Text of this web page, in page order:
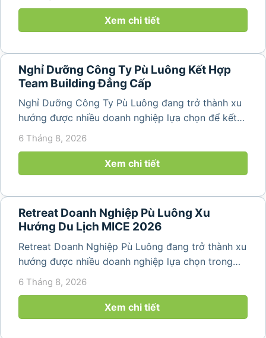
nguyên sơ, không khí...Xem chi tiết
Nghỉ Dưỡng Công Ty Pù Luông Kết Hợp
Team Building Đẳng Cấp
Nghỉ Dưỡng Công Ty Pù Luông đang trở thành xu
hướng được nhiều doanh nghiệp lựa chọn để kết
hợp giữa nghỉ ngơi, tái tạo năng lượng và xây
lịch đơn thuần, nhiều công ty...
6 Tháng 8, 2026
Xem chi tiết
Retreat Doanh Nghiệp Pù Luông Xu
Hướng Du Lịch MICE 2026
Retreat Doanh Nghiệp Pù Luông đang trở thành xu
hướng được nhiều doanh nghiệp lựa chọn trong
năm 2026 khi nhu cầu kết hợp nghỉ dưỡng, hội
họp và gắn kết đội ngũ ngày càng tăng. Không chỉ
mang đến khoảng thời gian thư giãn...
6 Tháng 8, 2026
Xem chi tiết